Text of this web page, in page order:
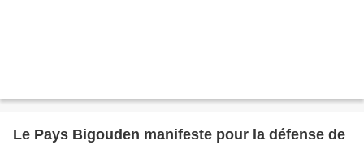
Le Pays Bigouden manifeste pour la défense de